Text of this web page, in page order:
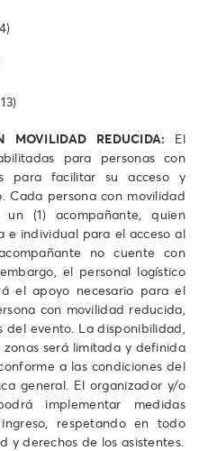
MOVILIDAD REDUCIDA: El
para personas con
para facilitar su acceso y
Cada persona con movilidad
(1) acompañante, quien
individual para el acceso al
no cuente con
el personal logístico
el apoyo necesario para el
con movilidad reducida,
del evento. La disponibilidad,
será limitada y definida
a las condiciones del
general. El organizador y/o
implementar medidas
respetando en todo
y derechos de los asistentes.